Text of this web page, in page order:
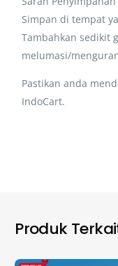
Simpan di tempat
Tambahkan sedikit
melumasi/
Pastikan anda
IndoCart.
Produk